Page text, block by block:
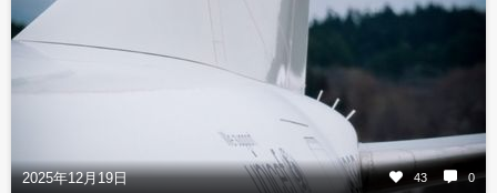
2025年12月19日 43 0